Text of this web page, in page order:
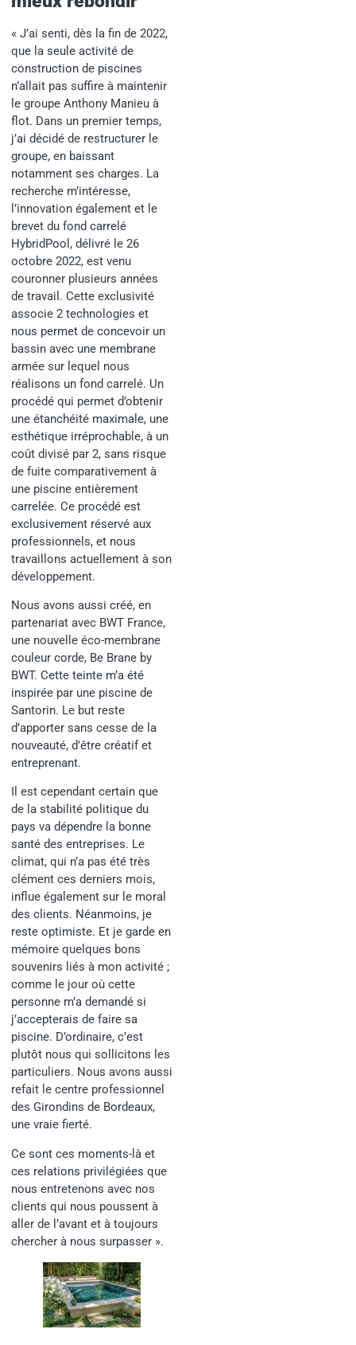
« J’ai senti, dès la fin de 2022,
que la seule activité de
construction de piscines
n’allait pas suffire à maintenir
le groupe Anthony Manieu à
flot. Dans un premier temps,
j’ai décidé de restructurer le
groupe, en baissant
notamment ses charges. La
recherche m’intéresse,
l’innovation également et le
brevet du fond carrelé
HybridPool, délivré le 26
octobre 2022, est venu
couronner plusieurs années
de travail. Cette exclusivité
associe 2 technologies et
nous permet de concevoir un
bassin avec une membrane
armée sur lequel nous
réalisons un fond carrelé. Un
procédé qui permet d’obtenir
une étanchéité maximale, une
esthétique irréprochable, à un
coût divisé par 2, sans risque
de fuite comparativement à
une piscine entièrement
carrelée. Ce procédé est
exclusivement réservé aux
professionnels, et nous
travaillons actuellement à son
développement.
Nous avons aussi créé, en
partenariat avec BWT France,
une nouvelle éco-membrane
couleur corde, Be Brane by
BWT. Cette teinte m’a été
inspirée par une piscine de
Santorin. Le but reste
d’apporter sans cesse de la
nouveauté, d’être créatif et
entreprenant.
Il est cependant certain que
de la stabilité politique du
pays va dépendre la bonne
santé des entreprises. Le
climat, qui n’a pas été très
clément ces derniers mois,
influe également sur le moral
des clients. Néanmoins, je
reste optimiste. Et je garde en
mémoire quelques bons
souvenirs liés à mon activité ;
comme le jour où cette
personne m’a demandé si
j’accepterais de faire sa
piscine. D’ordinaire, c’est
plutôt nous qui sollicitons les
particuliers. Nous avons aussi
refait le centre professionnel
des Girondins de Bordeaux,
une vraie fierté.
Ce sont ces moments-là et
ces relations privilégiées que
nous entretenons avec nos
clients qui nous poussent à
aller de l’avant et à toujours
chercher à nous surpasser ».